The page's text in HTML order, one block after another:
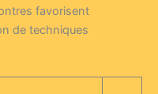
favorisent
de techniques